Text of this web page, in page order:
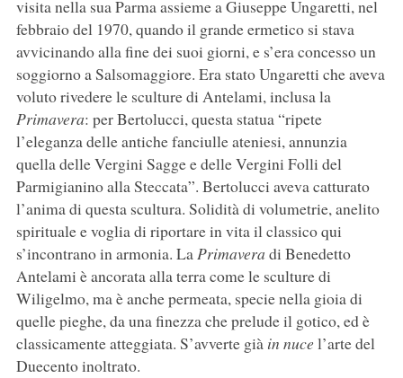
visita nella sua Parma assieme a Giuseppe Ungaretti, nel
febbraio del 1970, quando il grande ermetico si stava
avvicinando alla fine dei suoi giorni, e s’era concesso un
soggiorno a Salsomaggiore. Era stato Ungaretti che aveva
voluto rivedere le sculture di Antelami, inclusa la
Primavera: per Bertolucci, questa statua “ripete
l’eleganza delle antiche fanciulle ateniesi, annunzia
quella delle Vergini Sagge e delle Vergini Folli del
Parmigianino alla Steccata”. Bertolucci aveva catturato
l’anima di questa scultura. Solidità di volumetrie, anelito
spirituale e voglia di riportare in vita il classico qui
s’incontrano in armonia. LaPrimavera di Benedetto
Antelami è ancorata alla terra come le sculture di
Wiligelmo, ma è anche permeata, specie nella gioia di
quelle pieghe, da una finezza che prelude il gotico, ed è
classicamente atteggiata. S’avverte già in nucel’arte del
Duecento inoltrato.